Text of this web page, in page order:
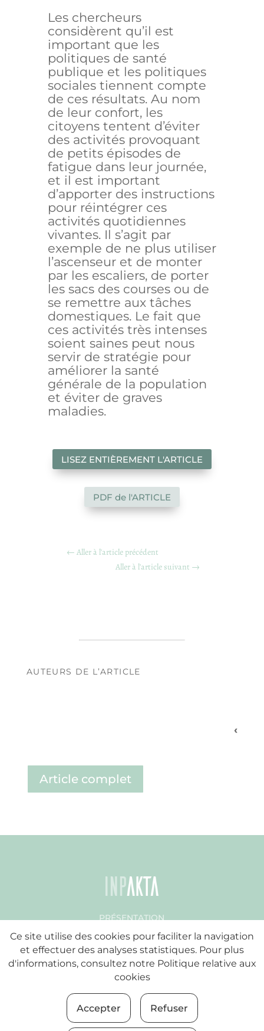
Les chercheurs
considèrent qu’il est
important que les
politiques de santé
publique et les politiques
sociales tiennent compte
de ces résultats. Au nom
de leur confort, les
citoyens tentent d’éviter
des activités provoquant
de petits épisodes de
fatigue dans leur journée,
et il est important
d’apporter des instructions
pour réintégrer ces
activités quotidiennes
vivantes. Il s’agit par
exemple de ne plus utiliser
l’ascenseur et de monter
par les escaliers, de porter
les sacs des courses ou de
se remettre aux tâches
domestiques. Le fait que
ces activités très intenses
soient saines peut nous
servir de stratégie pour
améliorer la santé
générale de la population
et éviter de graves
maladies.
LISEZ ENTIÈREMENT L'ARTICLE
PDF de l'ARTICLE
←Aller à l'article précédent
Aller à l'article suivant →
AUTEURS DE L’ARTICLE
‹
Article complet
PRÉSENTATION
DES ARTICLES
LES MAGAZINES
BLOG
IMPACT SOCIAL
ORDRE DU JOUR
LEGE OHARRA
Ce site utilise des cookies pour faciliter la navigation
et effectuer des analyses statistiques. Pour plus
d'informations, consultez notre Politique relative aux
cookies
Accepter Refuser